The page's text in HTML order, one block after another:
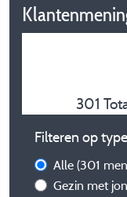
301
Filteren op
Alle (301
Gezin met